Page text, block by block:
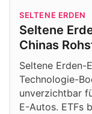
SELTENE ERDEN
Seltene
Chinas
Seltene Erden-
Technologie-
unverzichtbar
E-Autos. ETFs